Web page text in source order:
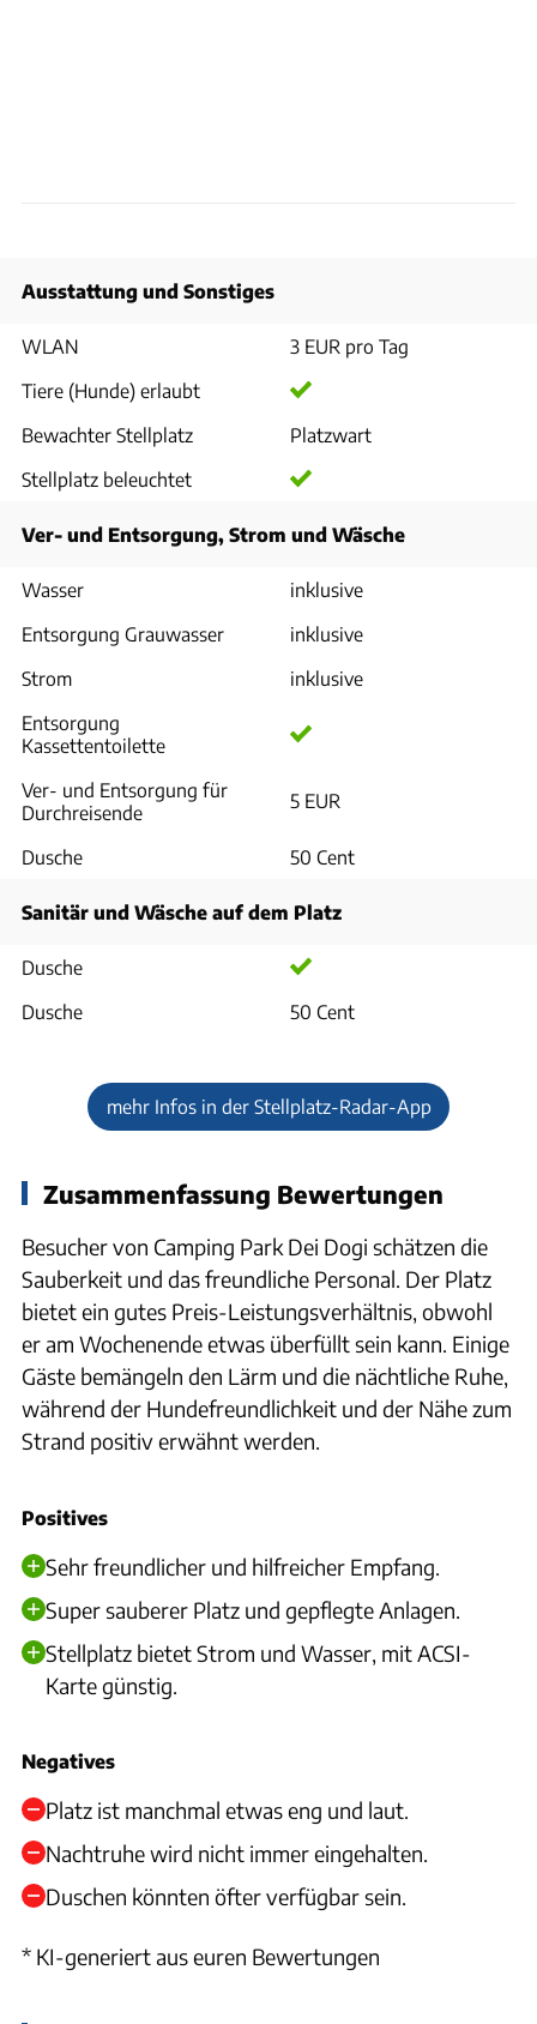
Ausstattung und Sonstiges
WLAN
3 EUR pro Tag
Tiere (Hunde) erlaubt
Bewachter Stellplatz
Platzwart
Stellplatz beleuchtet
Ver- und Entsorgung, Strom und Wäsche
Wasser
inklusive
Entsorgung Grauwasser
inklusive
Strom
inklusive
Entsorgung
Kassettentoilette
Ver- und Entsorgung für
Durchreisende
5 EUR
Dusche 50 Cent
Sanitär und Wäsche auf dem Platz
Dusche
Dusche
50 Cent
mehr Infos in der Stellplatz-Radar-App
Zusammenfassung Bewertungen
Besucher von Camping Park Dei Dogi schätzen die
Sauberkeit und das freundliche Personal. Der Platz
bietet ein gutes Preis-Leistungsverhältnis, obwohl
er am Wochenende etwas überfüllt sein kann. Einige
Gäste bemängeln den Lärm und die nächtliche Ruhe,
während der Hundefreundlichkeit und der Nähe zum
Strand positiv erwähnt werden.
Positives
Sehr freundlicher und hilfreicher Empfang.
Super sauberer Platz und gepflegte Anlagen.
Stellplatz bietet Strom und Wasser, mit ACSI-
Karte günstig.
Negatives
Platz ist manchmal etwas eng und laut.
Nachtruhe wird nicht immer eingehalten.
Duschen könnten öfter verfügbar sein.
* KI-generiert aus euren Bewertungen